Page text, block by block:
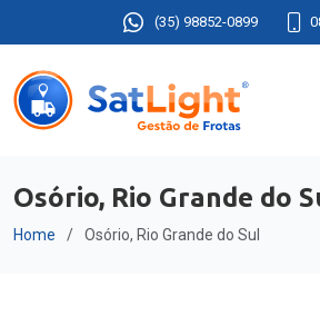
(35) 98852-0899
Osório, Rio Grande do
Home Osório, Rio Grande do Sul